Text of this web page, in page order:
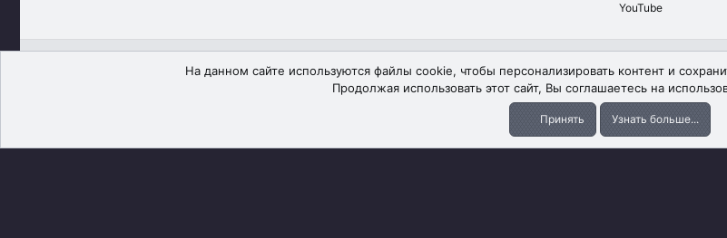
YouTube
Russian (RU) Обратная
На данном сайте используются файлы cookie, чтобы персонализировать контент и
Продолжая использовать этот сайт, Вы соглашаетесь на
Принять Узнать больше...